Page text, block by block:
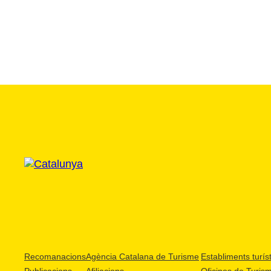
RecomanacionsAgència Catalana de Turisme Establiments